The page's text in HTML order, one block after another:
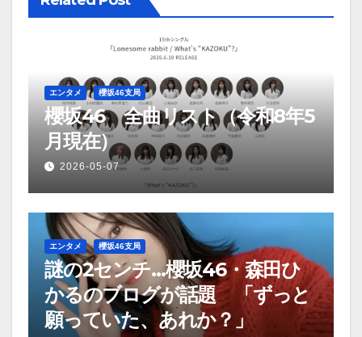
シ
ン
エンタメ 櫻坂46支局
櫻坂46 全曲リスト（令和8年5
月現在）
2026-05-07
エンタメ 櫻坂46支局
謎の2センチ…櫻坂46・森田ひ
かるのブログが話題 「ずっと
願っていた、あれか？」